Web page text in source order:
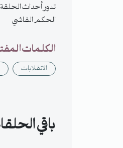
تدور أحداث
الحكم الفاشي
الكلمات
الانقلابات
باقي